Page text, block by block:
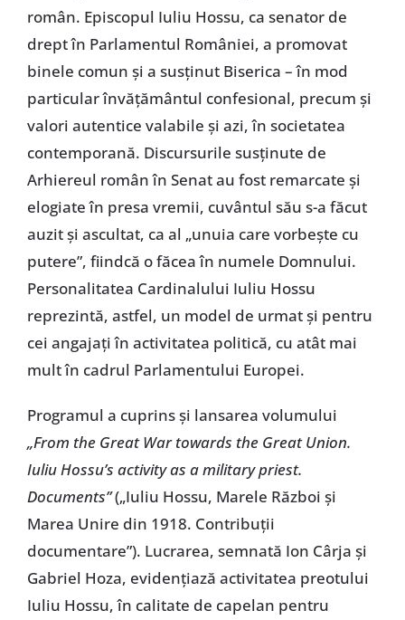
român. Episcopul Iuliu Hossu, ca senator de
drept în Parlamentul României, a promovat
binele comun și a susținut Biserica – în mod
particular învățământul confesional, precum și
valori autentice valabile și azi, în societatea
contemporană. Discursurile susținute de
Arhiereul român în Senat au fost remarcate și
elogiate în presa vremii, cuvântul său s-a făcut
auzit și ascultat, ca al „unuia care vorbește cu
putere”, fiindcă o făcea în numele Domnului.
Personalitatea Cardinalului Iuliu Hossu
reprezintă, astfel, un model de urmat și pentru
cei angajați în activitatea politică, cu atât mai
mult în cadrul Parlamentului Europei.
Programul a cuprins și lansarea volumului
„From the Great War towards the Great Union.
Iuliu Hossu’s activity as a military priest.
Documents”(„Iuliu Hossu, Marele Război și
Marea Unire din 1918. Contribuții
documentare”). Lucrarea, semnată Ion Cârja și
Gabriel Hoza, evidențiază activitatea preotului
Iuliu Hossu, în calitate de capelan pentru